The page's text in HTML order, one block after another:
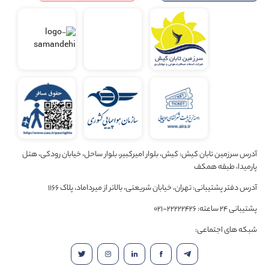
آدرس سرزمین تابان کیش: کیش، بلوار امیرکبیر، بلوار ساحل، خیابان رودکی، هتل
پارمیدا، طبقه همکف
آدرس دفتر پشتیبانی: تهران، خیابان شریعتی، بالاتر از میرداماد، پلاک 1166
پشتیبانی 24 ساعته: 22222426-021
شبکه های اجتماعی: